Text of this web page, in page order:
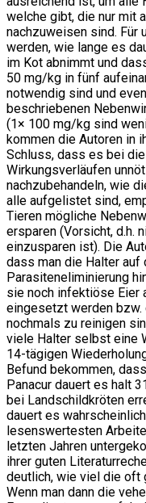
welche gibt, die nur mit
nachzuweisen sind.
werden, wie lange es
im Kot abnimmt und
50 mg/kg in fünf
notwendig sind und
beschriebenen
(1× 100 mg/kg sind
kommen die Autoren in
Schluss, dass es bei
Wirkungsverläufen
nachzubehandeln, wie
alle aufgelistet sind,
Tieren mögliche
ersparen (Vorsicht, d.h.
einzusparen ist). Die
dass man die Halter
Parasiteneliminierung
sie noch infektiöse Eier
eingesetzt werden
nochmals zu reinigen
viele Halter selbst eine
14-tägigen
Befund bekommen,
Panacur dauert es halt
bei Landschildkröten
dauert es
lesenswertesten
letzten Jahren
ihrer guten
deutlich, wie viel die oft
Wenn man dann die